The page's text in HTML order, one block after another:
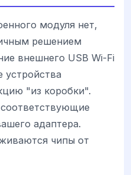
модуля нет,
решением
внешнего USB Wi-Fi
устройства
"из коробки".
адаптера.
чипы от